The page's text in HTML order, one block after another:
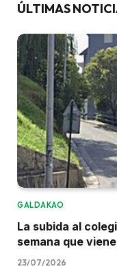
ÚLTIMAS
GALDAKAO
La subida al
semana que
23/07/2026